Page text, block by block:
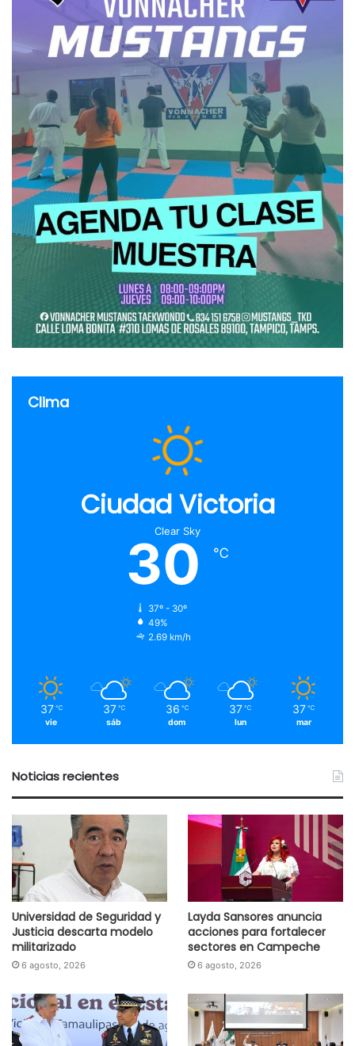
Clima
Ciudad Victoria
Clear Sky
30 ℃
37º - 30º
49%
2.69 km/h
37 ℃
vie
37 ℃
sáb
36 ℃
dom
37 ℃
lun
37 ℃
mar
Noticias recientes
Universidad de Seguridad y
Justicia descarta modelo
militarizado
6 agosto, 2026
Layda Sansores anuncia
acciones para fortalecer
sectores en Campeche
6 agosto, 2026